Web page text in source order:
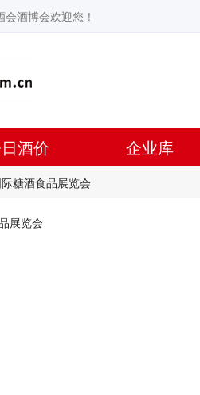
酒博会欢迎您！
酒价 企业库
糖酒食品展览会